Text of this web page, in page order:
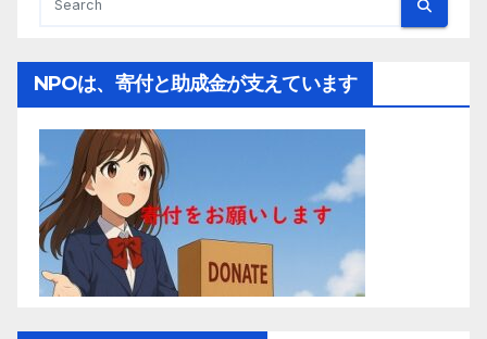
NPOは、寄付と助成金が支えています